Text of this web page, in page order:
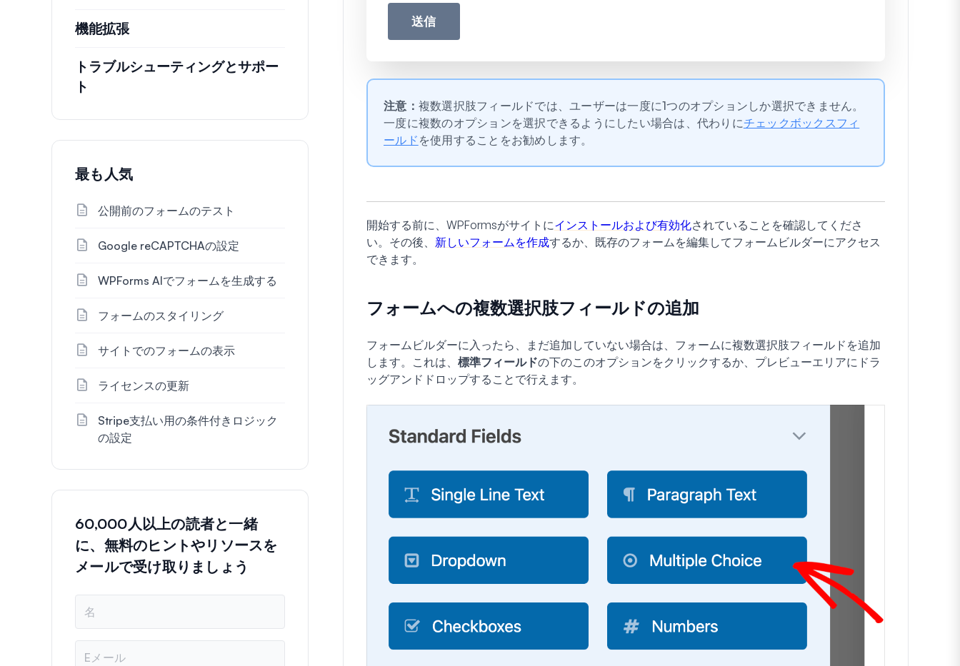
送信
注意： 複数選択肢フィールドでは、ユーザーは一度に1つのオプションしか選択できません。
一度に複数のオプションを選択できるようにしたい場合は、代わりにチェックボックスフィ
ールド を使用することをお勧めします。
開始する前に、WPFormsがサイトにインストールおよび有効化されていることを確認してくださ
い。その後、 新しいフォームを作成するか、既存のフォームを編集してフォームビルダーにアクセス
できます。
フォームへの複数選択肢フィールドの追加
フォームビルダーに入ったら、まだ追加していない場合は、フォームに複数選択肢フィールドを追加
します。これは、 標準フィールドの下のこのオプションをクリックするか、プレビューエリアにドラ
ッグアンドドロップすることで行えます。
機能拡張
トラブルシューティングとサポー
ト
最も人気
公開前のフォームのテスト
Google reCAPTCHAの設定
WPForms AIでフォームを生成する
フォームのスタイリング
サイトでのフォームの表示
ライセンスの更新
Stripe支払い用の条件付きロジック
の設定
60,000人以上の読者と一緒
に、無料のヒントやリソースを
メールで受け取りましょう